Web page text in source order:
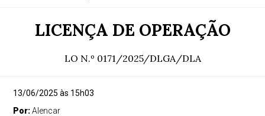
LICENÇA DE OPERAÇÃO
LO N.º 0171/2025/DLGA/DLA
13/06/2025 às 15h03
Por:Alencar